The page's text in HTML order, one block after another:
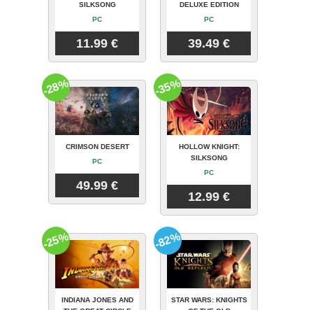
SILKSONG
PC
11.99 €
DELUXE EDITION
PC
39.49 €
CRIMSON DESERT
PC
49.99 €
-28%
HOLLOW KNIGHT:
SILKSONG
PC
12.99 €
-35%
INDIANA JONES AND
-25%
STAR WARS: KNIGHTS
-82%